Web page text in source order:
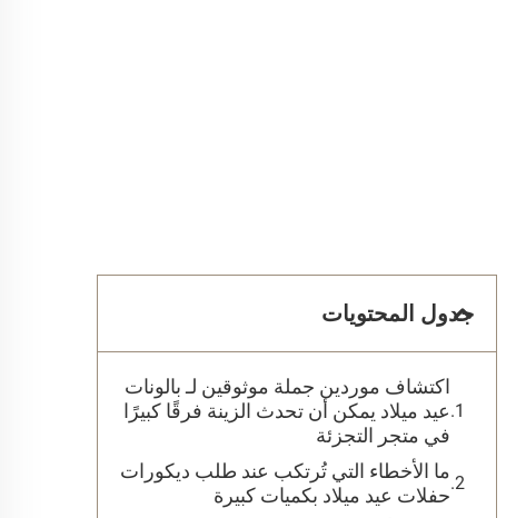
جدول المحتويات
اكتشاف موردين جملة موثوقين لـ بالونات
عيد ميلاد يمكن أن تحدث الزينة فرقًا كبيرًا
في متجر التجزئة
ما الأخطاء التي تُرتكب عند طلب ديكورات
حفلات عيد ميلاد بكميات كبيرة